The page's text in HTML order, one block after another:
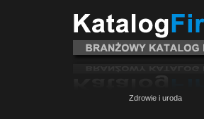
Zdrowie i uroda